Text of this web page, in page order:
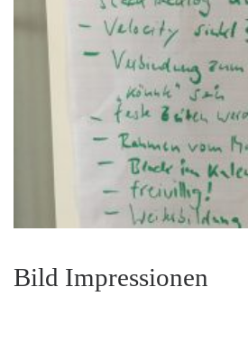
Bild Impressionen